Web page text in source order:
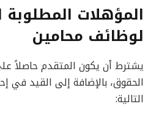
المؤهلات المطلوبة
لوظائف محامين
يشترط أن يكون المتقدم حاصلاً
الحقوق، بالإضافة إلى القيد في
التالية: